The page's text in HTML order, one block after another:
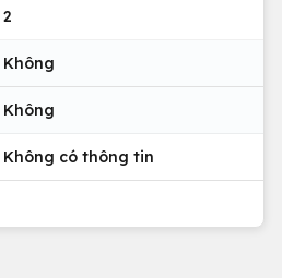
2
Không
Không
Không có thông tin